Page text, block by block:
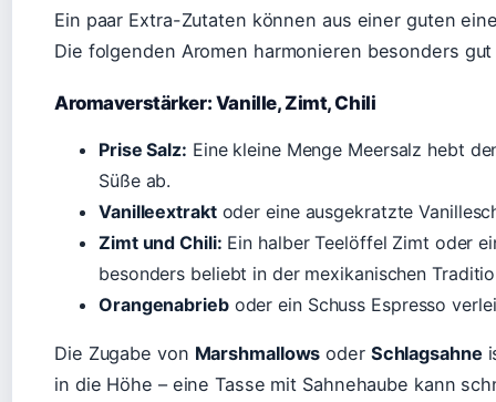
Ein paar Extra-Zutaten können aus einer guten
Die folgenden Aromen harmonieren besonders gut
Aromaverstärker: Vanille, Zimt, Chili
Prise Salz: Eine kleine Menge Meersalz hebt
Süße ab.
Vanilleextraktoder eine ausgekratzte
Zimt und Chili: Ein halber Teelöffel Zimt oder
besonders beliebt in der mexikanischen
Orangenabrieboder ein Schuss Espresso
Die Zugabe von Marshmallows oder Schlagsahne
in die Höhe – eine Tasse mit Sahnehaube kann